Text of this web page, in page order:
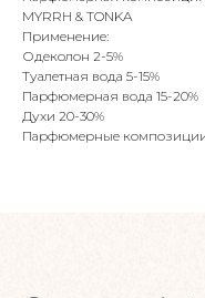
MYRRH & TONKA
Применение:
Одеколон 2-5%
Туалетная вода 5-15%
Парфюмерная вода 15-20%
Духи 20-30%
Парфюмерные